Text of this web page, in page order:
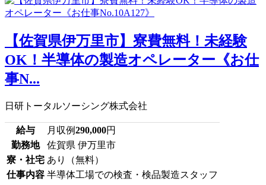
【佐賀県伊万里市】寮費無料！未経験
OK！半導体の製造オペレーター《お仕
事N...
日研トータルソーシング株式会社
給与 月収例290,000円
勤務地
佐賀県 伊万里市
寮・社宅 あり（無料）
仕事内容 半導体工場での検査・検品製造スタッフ